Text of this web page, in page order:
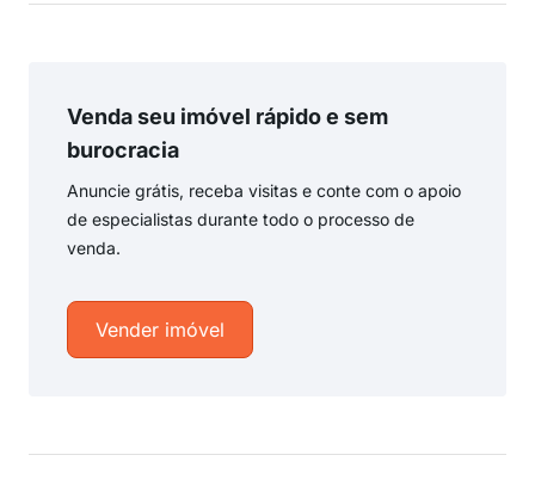
Venda seu imóvel rápido e sem
burocracia
Anuncie grátis, receba visitas e conte com o apoio
de especialistas durante todo o processo de
venda.
Vender imóvel